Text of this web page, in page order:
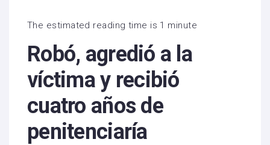
The estimated reading time is 1 minute
Robó, agredió a la
víctima y recibió
cuatro años de
penitenciaría